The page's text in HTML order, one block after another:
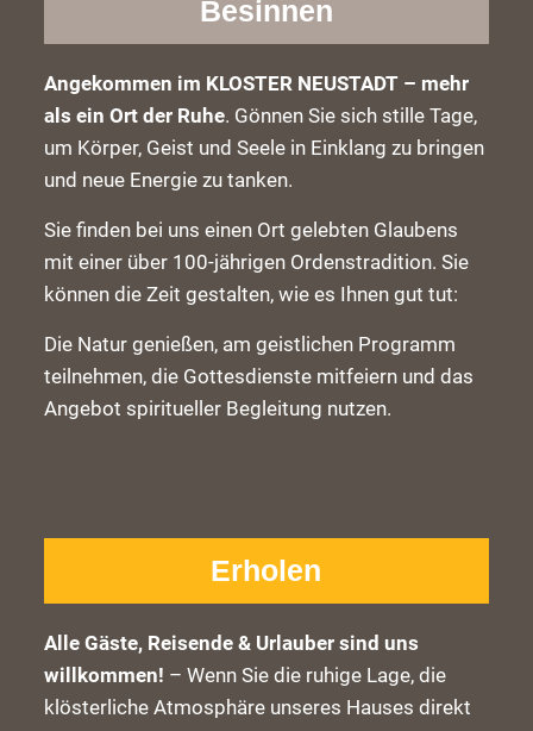
Besinnen
Angekommen im KLOSTER NEUSTADT – mehr
als ein Ort der Ruhe. Gönnen Sie sich stille Tage,
um Körper, Geist und Seele in Einklang zu bringen
und neue Energie zu tanken.
Sie finden bei uns einen Ort gelebten Glaubens
mit einer über 100-jährigen Ordenstradition. Sie
können die Zeit gestalten, wie es Ihnen gut tut:
Die Natur genießen, am geistlichen Programm
teilnehmen, die Gottesdienste mitfeiern und das
Angebot spiritueller Begleitung nutzen.
Erholen
Alle Gäste, Reisende & Urlauber sind uns
willkommen! – Wenn Sie die ruhige Lage, die
klösterliche Atmosphäre unseres Hauses direkt